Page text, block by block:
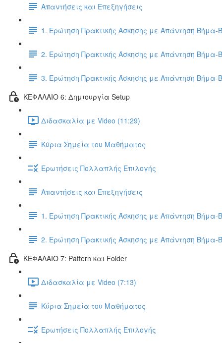
Απαντήσεις και Επεξηγήσεις
1. Ερώτηση Πρακτικής Άσκησης με Απάντηση Βήμα-
2. Ερώτηση Πρακτικής Άσκησης με Απάντηση Βήμα-
3. Ερώτηση Πρακτικής Άσκησης με Απάντηση Βήμα-
ΚΕΦΑΛΑΙΟ 6: Δημιουργία Setup
Διδασκαλία με Video (11:29)
Κύρια Σημεία του Μαθήματος
Ερωτήσεις Πολλαπλής Επιλογής
Απαντήσεις και Επεξηγήσεις
1. Ερώτηση Πρακτικής Άσκησης με Απάντηση Βήμα-
2. Ερώτηση Πρακτικής Άσκησης με Απάντηση Βήμα-
ΚΕΦΑΛΑΙΟ 7: Pattern και Folder
Διδασκαλία με Video (7:13)
Κύρια Σημεία του Μαθήματος
Ερωτήσεις Πολλαπλής Επιλογής